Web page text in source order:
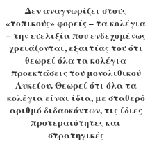
Δεν αναγνωρίζει στους
«τοπικούς» φορείς – τα κολέγια
– την ευελιξία που ενδεχομένως
χρειάζονται, εξαιτίας του ότι
θεωρεί όλα τα κολέγια
προεκτάσεις του μονολιθικού
Λυκείου. Θεωρεί ότι όλα τα
κολέγια είναι ίδια, με σταθερό
αριθμό διδασκόντων, τις ίδιες
προτεραιότητες και
στρατηγικές